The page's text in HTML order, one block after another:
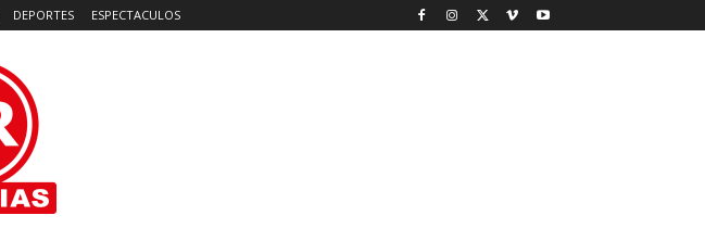
DEPORTES ESPECTACULOS